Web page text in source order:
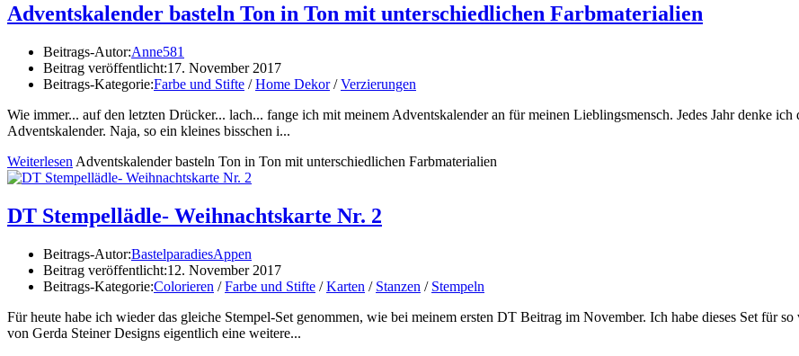
Adventskalender basteln Ton in Ton mit unterschiedlichen Farbmaterialien
Beitrags-Autor:Anne581
Beitrag veröffentlicht:17. November 2017
Beitrags-Kategorie:Farbe und Stifte / Home Dekor / Verzierungen
Wie immer... auf den letzten Drücker... lach... fange ich mit meinem Adventskalender an für meinen Lieblingsmensch. Jedes Jahr denke
Adventskalender. Naja, so ein kleines bisschen i...
Weiterlesen Adventskalender basteln Ton in Ton mit unterschiedlichen Farbmaterialien
DT Stempellädle- Weihnachtskarte Nr. 2
Beitrags-Autor:BastelparadiesAppen
Beitrag veröffentlicht:12. November 2017
Beitrags-Kategorie:Colorieren / Farbe und Stifte / Karten / Stanzen / Stempeln
Für heute habe ich wieder das gleiche Stempel-Set genommen, wie bei meinem ersten DT Beitrag im November. Ich habe dieses Set für
von Gerda Steiner Designs eigentlich eine weitere...